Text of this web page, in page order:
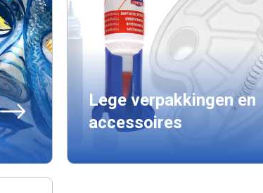
Lege verpakkingen en
accessoires